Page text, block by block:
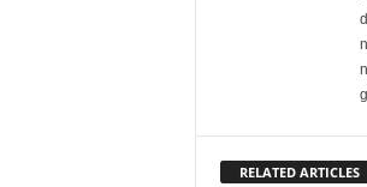
RELATED ARTICLES